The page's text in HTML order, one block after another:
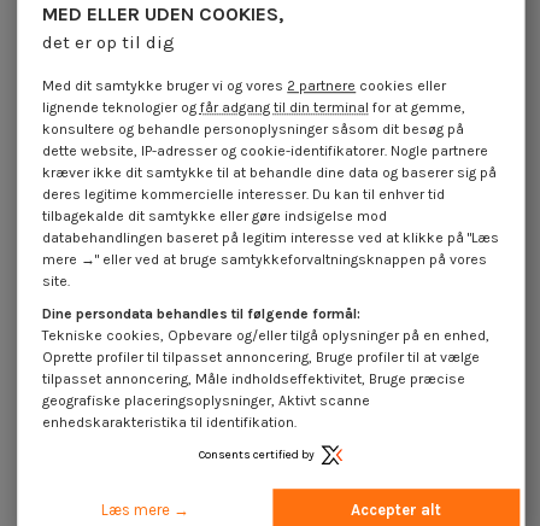
Anmeldelser (0)
16 andre varer i den samme kategori:
MED ELLER UDEN COOKIES,
det er op til dig
Med dit samtykke bruger vi og vores 2 partnere cookies eller
lignende teknologier ogfår adgang til din terminal for at gemme,
konsultere og behandle personoplysninger såsom dit besøg på
dette website, IP-adresser og cookie-identifikatorer. Nogle partnere
kræver ikke dit samtykke til at behandle dine data og baserer sig på
deres legitime kommercielle interesser. Du kan til enhver tid
tilbagekalde dit samtykke eller gøre indsigelse mod
databehandlingen baseret på legitim interesse ved at klikke på "Læs
mere →" eller ved at bruge samtykkeforvaltningsknappen på vores
site.
Dine persondata behandles til følgende formål:
Tekniske cookies, Opbevare og/eller tilgå oplysninger på en enhed,
Oprette profiler til tilpasset annoncering, Bruge profiler til at vælge
tilpasset annoncering, Måle indholdseffektivitet, Bruge præcise
geografiske placeringsoplysninger, Aktivt scanne
enhedskarakteristika til identifikation.
Consents certified by
Læs mere → Accepter alt